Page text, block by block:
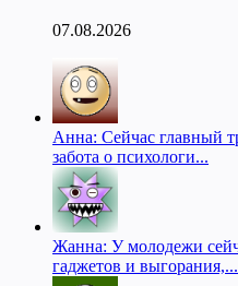
07.08.2026
Анна: Сейчас главный
забота о психологи...
Жанна: У молодежи
гаджетов и выгорания,...